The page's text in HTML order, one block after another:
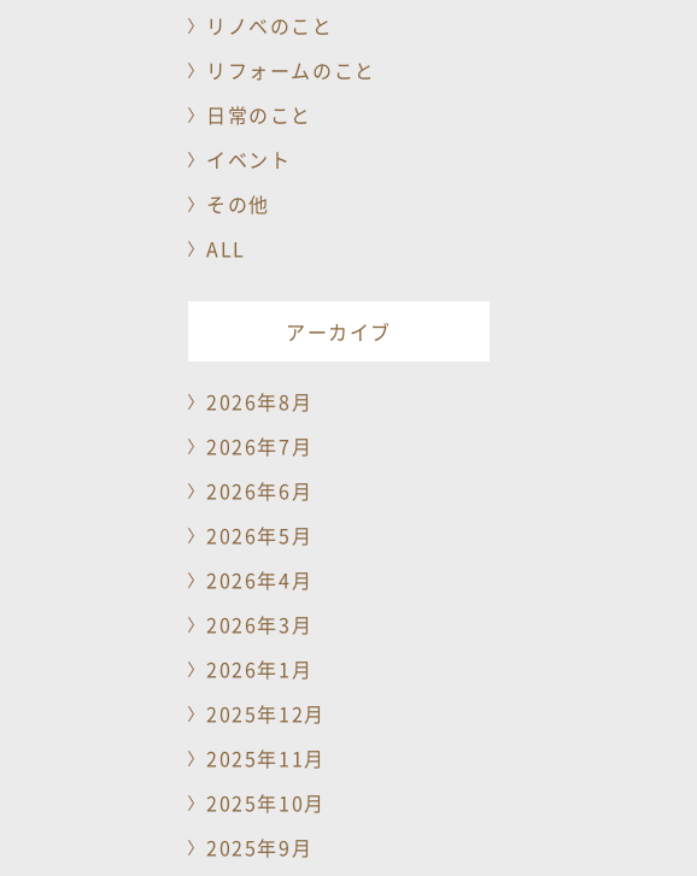
リノベのこと
リフォームのこと
日常のこと
イベント
その他
ALL
アーカイブ
2026年8月
2026年7月
2026年6月
2026年5月
2026年4月
2026年3月
2026年1月
2025年12月
2025年11月
2025年10月
2025年9月